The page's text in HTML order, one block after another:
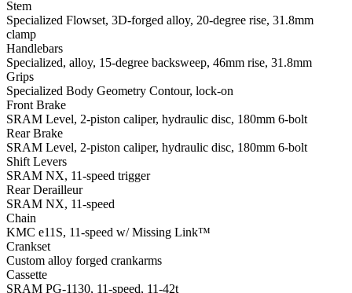
Stem
Specialized Flowset, 3D-forged alloy, 20-degree rise, 31.8mm
clamp
Handlebars
Specialized, alloy, 15-degree backsweep, 46mm rise, 31.8mm
Grips
Specialized Body Geometry Contour, lock-on
Front Brake
SRAM Level, 2-piston caliper, hydraulic disc, 180mm 6-bolt
Rear Brake
SRAM Level, 2-piston caliper, hydraulic disc, 180mm 6-bolt
Shift Levers
SRAM NX, 11-speed trigger
Rear Derailleur
SRAM NX, 11-speed
Chain
KMC e11S, 11-speed w/ Missing Link™
Crankset
Custom alloy forged crankarms
Cassette
SRAM PG-1130, 11-speed, 11-42t